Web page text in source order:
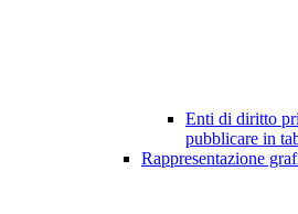
Enti di diritto
pubblicare in
Rappresentazione